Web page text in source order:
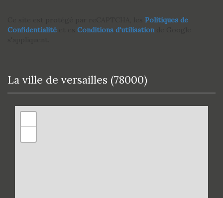
Politiques de
Confidentialité
Conditions d'utilisation
la ville de versailles (78000)